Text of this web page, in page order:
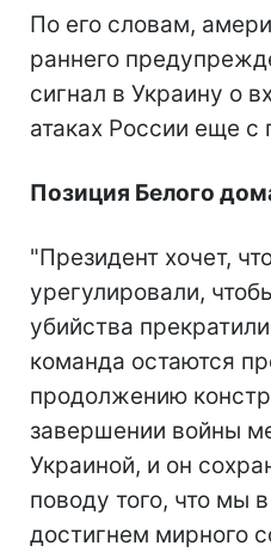
По его словам,
раннего
сигнал в Украину о
атаках России еще
Позиция Белого
"Президент хочет,
урегулировали,
убийства
команда остаются
продолжению
завершении войны
Украиной, и он
поводу того, что мы
достигнем мирного